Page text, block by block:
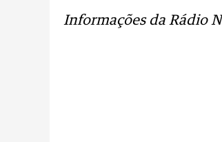
Informações da Rádio